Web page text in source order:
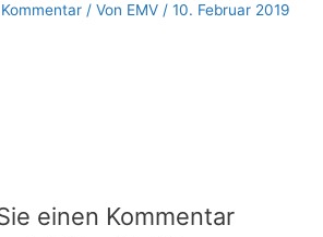
/ Von EMV /10. Februar 2019
einen Kommentar